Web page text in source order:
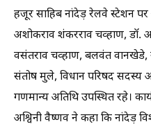
हजूर साहिब नांदेड़ रेलवे स्टेशन
अशोकराव शंकरराव चव्हाण, डॉ.
वसंतराव चव्हाण, बलवंत वानखेडे,
संतोष मुले, विधान परिषद सदस्य
गणमान्य अतिथि उपस्थित रहे।
अश्विनी वैष्णव ने कहा कि